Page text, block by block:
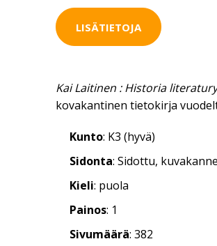
LISÄTIETOJA
Kai Laitinen : Historia
kovakantinen tietokirja
Kunto: K3 (hyvä)
Sidonta: Sidottu,
Kieli: puola
Painos: 1
Sivumäärä: 382